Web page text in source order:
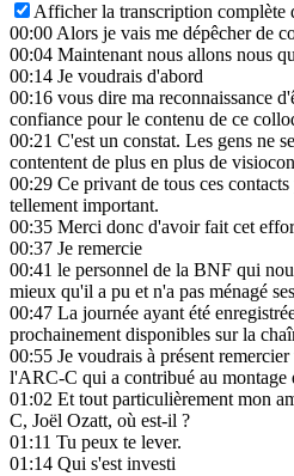
Afficher la transcription complète
00:00Alors je vais me dépêcher de
00:04 Maintenant nous allons nous
00:14 Je voudrais d'abord
00:16 vous dire ma reconnaissance
confiance pour le contenu de ce
00:21 C'est un constat. Les gens ne
contentent de plus en plus de
00:29 Ce privant de tous ces
tellement important.
00:35 Merci donc d'avoir fait cet
00:37 Je remercie
00:41 le personnel de la BNF qui
mieux qu'il a pu et n'a pas ménagé
00:47 La journée ayant été
prochainement disponibles sur la
00:55 Je voudrais à présent
l'ARC-C qui a contribué au montage
01:02 Et tout particulièrement mon
C, Joël Ozatt, où est-il ?
01:11 Tu peux te lever.
01:14 Qui s'est investi